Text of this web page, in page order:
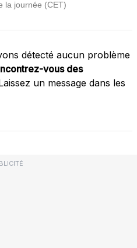
détecté aucun problème
vous des
un message dans les